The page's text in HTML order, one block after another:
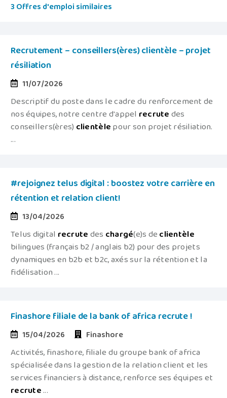
3 Offres d'emploi similaires
Recrutement – conseillers(ères) clientèle – projet
résiliation
11/07/2026
Descriptif du poste dans le cadre du renforcement de
nos équipes, notre centre d'appel recrutedes
conseillers(ères) clientèlepour son projet résiliation.
...
#rejoignez telus digital : boostez votre carrière en
rétention et relation client!
13/04/2026
Telus digital recrutedes chargé(e)s declientèle
bilingues (français b2 / anglais b2) pour des projets
dynamiques en b2b et b2c, axés sur la rétention et la
fidélisation ...
Finashore filiale de la bank of africa recrute !
15/04/2026 Finashore
Activités, finashore, filiale du groupe bank of africa
spécialisée dans la gestion de la relation client et les
services financiers à distance, renforce ses équipes et
recrute...